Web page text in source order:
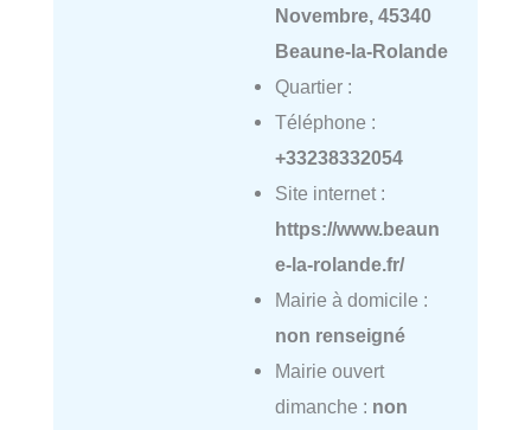
Novembre, 45340
Beaune-la-Rolande
Quartier :
Téléphone :
+33238332054
Site internet :
https://www.beaun
e-la-rolande.fr/
Mairie à domicile :
non renseigné
Mairie ouvert
dimanche : non